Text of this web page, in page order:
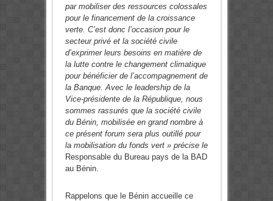
par mobiliser des ressources colossales
pour le financement de la croissance
verte. C’est donc l’occasion pour le
secteur privé et la société civile
d’exprimer leurs besoins en matière de
la lutte contre le changement climatique
pour bénéficier de l’accompagnement de
la Banque. Avec le leadership de la
Vice-présidente de la République, nous
sommes rassurés que la société civile
du Bénin, mobilisée en grand nombre à
ce présent forum sera plus outillé pour
la mobilisation du fonds vert » précise le
Responsable du Bureau pays de la BAD
au Bénin.
Rappelons que le Bénin accueille ce